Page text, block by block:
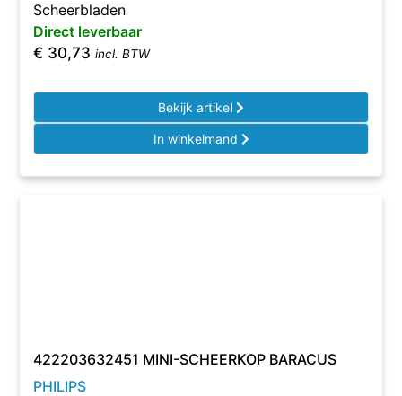
Scheerbladen
Direct leverbaar
€ 30,73 incl. BTW
Bekijk artikel
In winkelmand
422203632451 MINI-SCHEERKOP BARACUS
PHILIPS